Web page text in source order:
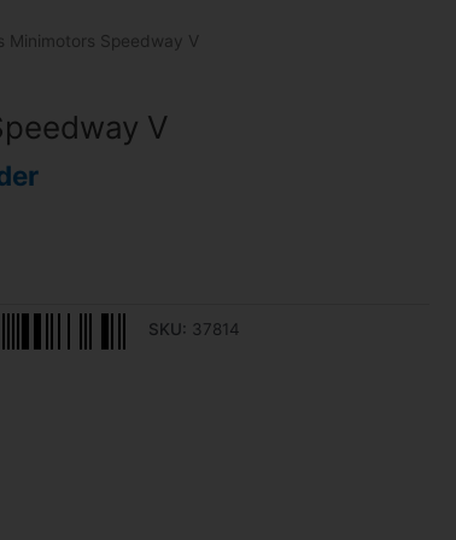
Minimotors Speedway V
V
SKU: 37814